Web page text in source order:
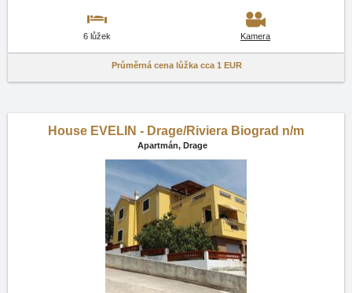
6 lůžek Kamera
Průměrná cena lůžka cca 1 EUR
House EVELIN - Drage/Riviera Biograd n/m
Apartmán, Drage